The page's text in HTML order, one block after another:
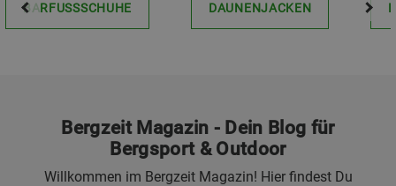
BARFUSSSCHUHE DAUNENJACKEN
Bergzeit Magazin - Dein Blog für
Bergsport & Outdoor
Willkommen im Bergzeit Magazin! Hier findest Du